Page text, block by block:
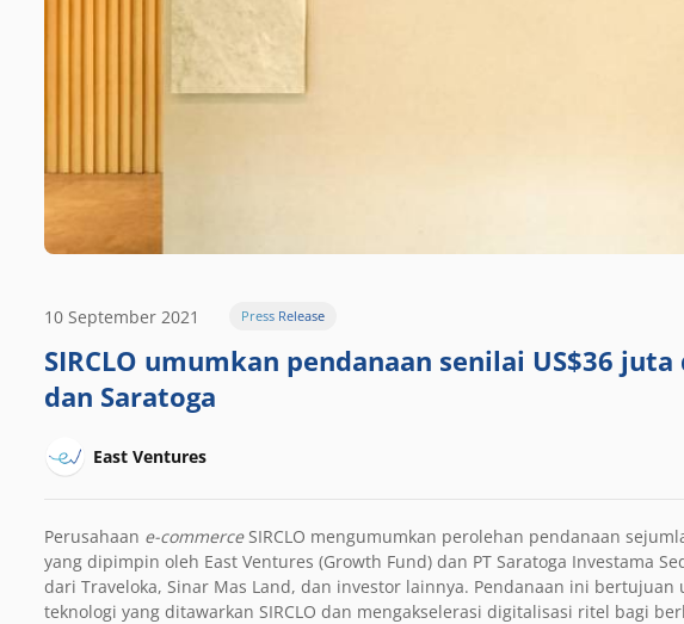
10 September 2021 Press Release
SIRCLO umumkan pendanaan senilai US$36
dan Saratoga
East Ventures
Perusahaan e-commerceSIRCLO mengumumkan perolehan pendanaan
yang dipimpin oleh East Ventures (Growth Fund) dan PT Saratoga Investama
dari Traveloka, Sinar Mas Land, dan investor lainnya. Pendanaan ini
teknologi yang ditawarkan SIRCLO dan mengakselerasi digitalisasi ritel bagi